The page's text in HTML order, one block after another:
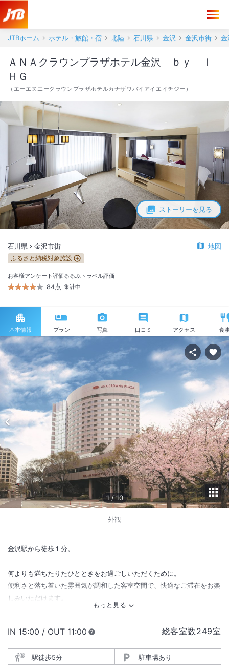
JTBホーム ホテル・旅館・宿 北陸 石川県 金沢 金沢市街 金
ストーリーを見る
ＡＮＡクラウンプラザホテル金沢 ｂｙ Ｉ
ＨＧ
（ エーエヌエークラウンプラザホテルカナザワバイアイエイチジー ）
石川県 金沢市街 地図
ふるさと納税対象施設
お客様アンケート評価
84点
るるぶトラベル評価
集計中
基本情報 プラン 写真 口コミ アクセス 食
1 /10
外観
金沢駅から徒歩１分。
何よりも満ちたりたひとときをお過ごしいただくために。
便利さと落ち着いた雰囲気が調和した客室空間で、快適なご滞在をお楽
しみいただけます。
総客室数249室
IN チェックイン
15:00 / OUT チェックアウト
11:00
駅徒歩5分 駐車場あり